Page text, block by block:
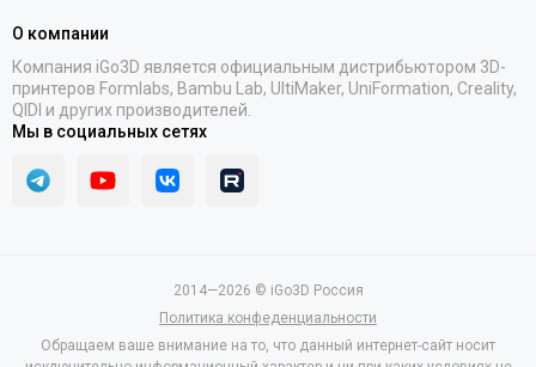
О компании
Компания iGo3D является официальным дистрибьютором 3D-
принтеров Formlabs, Bambu Lab, UltiMaker, UniFormation, Creality,
QIDI и других производителей.
Мы в социальных сетях
2014—2026 © iGo3D Россия
Политика конфеденциальности
Обращаем ваше внимание на то, что данный интернет-сайт носит